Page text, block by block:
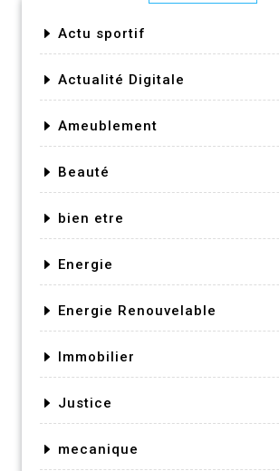
Actu sportif
Actualité Digitale
Ameublement
Beauté
bien etre
Energie
Energie Renouvelable
Immobilier
Justice
mecanique